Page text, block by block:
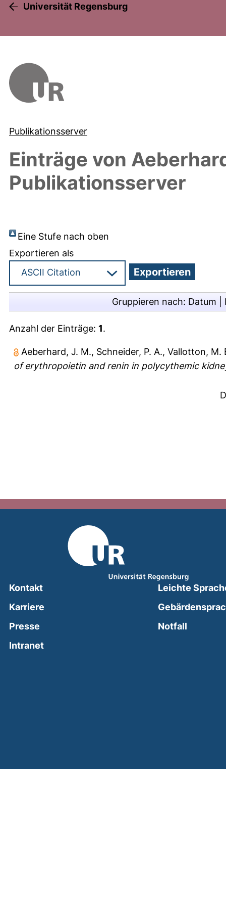
Universität Regensburg
Publikationsserver
Einträge von
Publikationsserver
Eine Stufe nach oben
Exportieren als
Gruppieren nach: Datum
Anzahl der Einträge: 1.
Aeberhard, J. M., Schneider, P. A., Vallotton, M.
of erythropoietin and renin in polycythemic
Kontakt
Karriere
Presse
Intranet(external link, opens in a new window)
Leichte
Notfall